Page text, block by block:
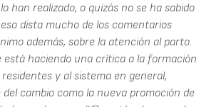
han realizado, o quizás no se ha sabido
dista mucho de los comentarios
además, sobre la atención al parto.
está haciendo una crítica a la formación
y al sistema en general,
del cambio como la nueva promoción de